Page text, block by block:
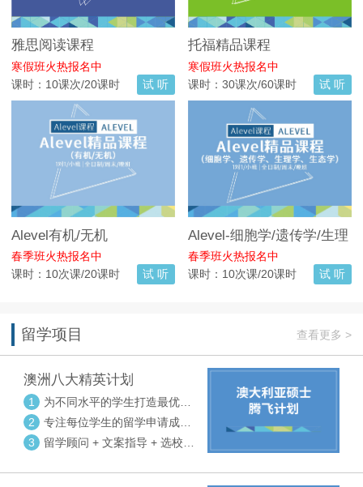
雅思阅读课程
寒假班火热报名中
课时：10课次/20课时
试 听
托福精品课程
寒假班火热报名中
课时：30课次/60课时
试 听
Alevel有机/无机
春季班火热报名中
课时：10次课/20课时
试 听
Alevel-细胞学/遗传学/生理
学/生态学
春季班火热报名中
课时：10次课/20课时
试 听
留学项目 查看更多 >
澳洲八大精英计划
1
为不同水平的学生打造最优选
校方案
2
专注每位学生的留学申请成功
率
3
留学顾问 + 文案指导 + 选校申